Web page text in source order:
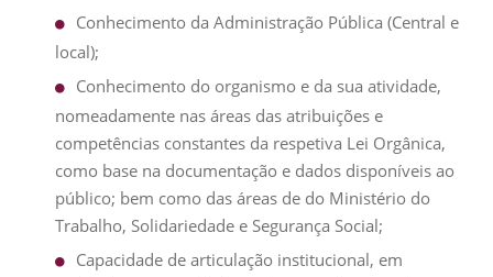
Conhecimento da Administração Pública (Central e
local);
Conhecimento do organismo e da sua atividade,
nomeadamente nas áreas das atribuições e
competências constantes da respetiva Lei Orgânica,
como base na documentação e dados disponíveis ao
público; bem como das áreas de do Ministério do
Trabalho, Solidariedade e Segurança Social;
Capacidade de articulação institucional, em